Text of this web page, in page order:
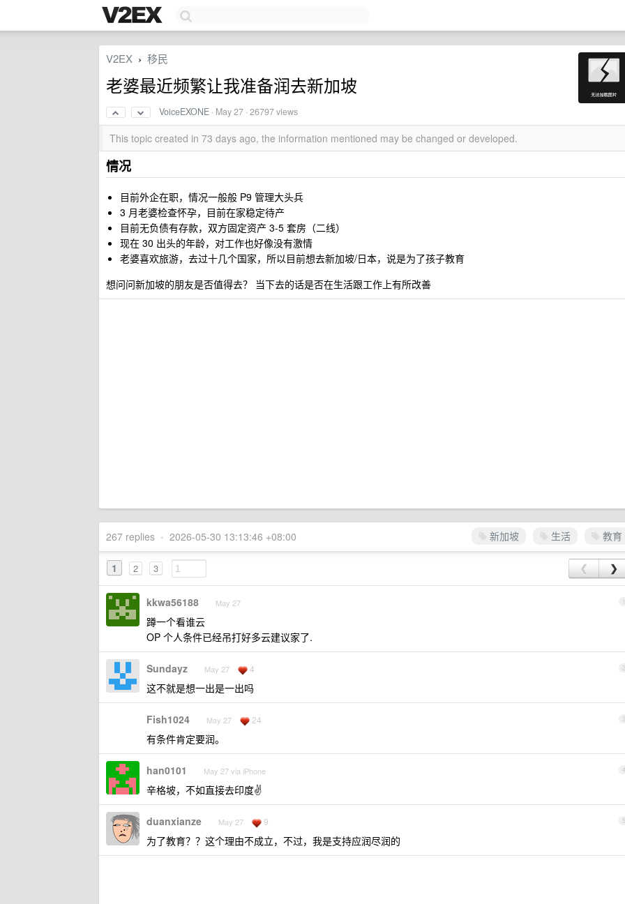
V2EX › 移民
老婆最近频繁让我准备润去新加坡
VoiceEXONE · May 27 · 26797 views
This topic created in 73 days ago, the information mentioned may be changed or developed.
情况
目前外企在职，情况一般般 P9 管理大头兵
3 月老婆检查怀孕，目前在家稳定待产
目前无负债有存款，双方固定资产 3-5 套房（二线）
现在 30 出头的年龄，对工作也好像没有激情
老婆喜欢旅游，去过十几个国家，所以目前想去新加坡/日本，说是为了孩子教育
想问问新加坡的朋友是否值得去？ 当下去的话是否在生活跟工作上有所改善
新加坡 生活 教育
267 replies • 2026-05-30 13:13:46 +08:00
1 2 3 ❮ ❯
1
kkwa56188 May 27
蹲一个看谁云
OP 个人条件已经吊打好多云建议家了.
2
Sundayz May 27 4
这不就是想一出是一出吗
3
Fish1024 May 27 24
有条件肯定要润。
4
han0101 May 27 via iPhone
辛格坡，不如直接去印度✌️
5
duanxianze May 27 9
为了教育？？这个理由不成立，不过，我是支持应润尽润的